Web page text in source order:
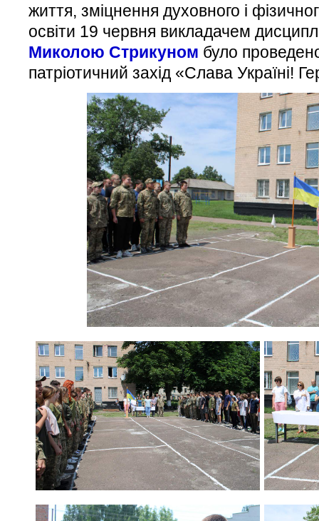
життя, зміцнення духовного і
освіти 19 червня викладачем
Миколою Стрикуном було
патріотичний захід «Слава Україні!